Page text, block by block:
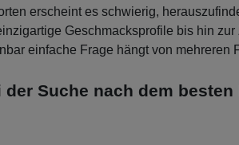
erscheint es schwierig,
Geschmacksprofile bis hin zur
einfache Frage hängt von mehreren
Suche nach dem besten